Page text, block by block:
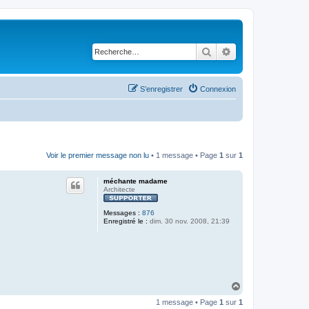
Rechercher
Connexion
S’enregistrer
Voir le premier message non lu • 1 message • Page 1 sur 1
méchante madame
Architecte
Messages : 876
Enregistré le : dim. 30 nov. 2008, 21:39
u
1 message • Page 1 sur 1